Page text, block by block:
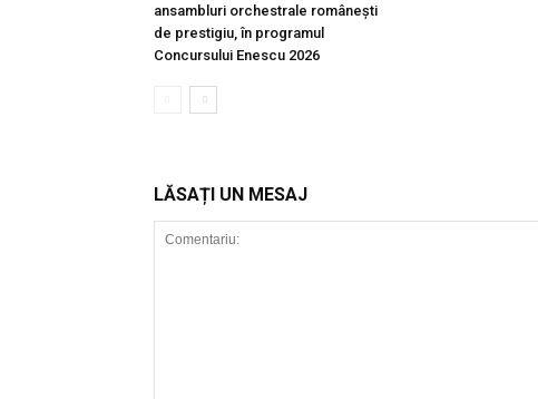
ansambluri orchestrale românești
de prestigiu, în programul
Concursului Enescu 2026
LĂSAȚI UN MESAJ